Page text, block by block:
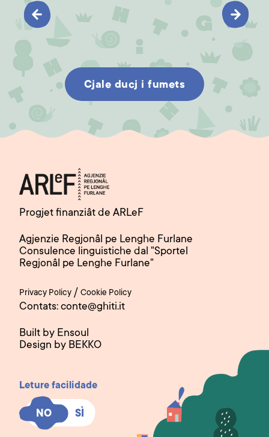
Cjale ducj i fumets
Progjet finanziât de ARLeF
Agjenzie Regjonâl pe Lenghe Furlane
Consulence linguistiche dal "Sportel
Regjonâl pe Lenghe Furlane"
Privacy Policy / Cookie Policy
Contats: conte@ghiti.it
Built by Ensoul
Design by BEKKO
Leture facilidade
NO SÌ
NO SÌ